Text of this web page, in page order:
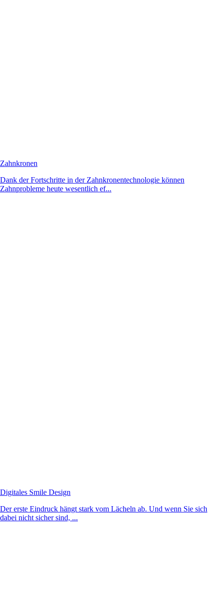
Zahnkronen
Dank der Fortschritte in der Zahnkronentechnologie können
Zahnprobleme heute wesentlich ef...
Digitales Smile Design
Der erste Eindruck hängt stark vom Lächeln ab. Und wenn Sie sich
dabei nicht sicher sind, ...